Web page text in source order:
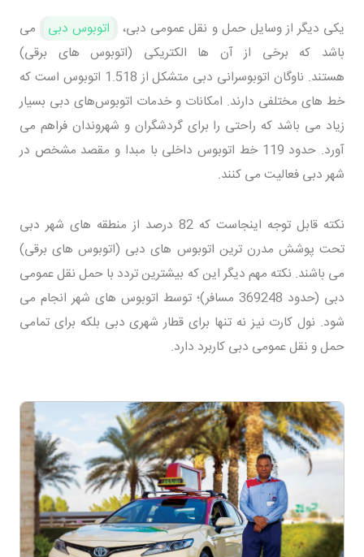
یکی دیگر از وسایل حمل و نقل عمومی دبی، اتوبوس دبی
می
باشد که برخی از آن ها الکتریکی (اتوبوس های برقی)
هستند. ناوگان اتوبوسرانی دبی متشکل از 1.518 اتوبوس است که
خط های مختلفی دارند. امکانات و خدمات اتوبوس‌های دبی بسیار
زیاد می باشد که راحتی را برای گردشگران و شهروندان فراهم می
آورد. حدود 119 خط اتوبوس داخلی با مبدا و مقصد مشخص در
شهر دبی فعالیت می کنند.
نکته قابل توجه اینجاست که 82 درصد از منطقه های شهر دبی
تحت پوشش مدرن ترین اتوبوس های دبی (اتوبوس های برقی)
می باشند. نکته مهم دیگر این که بیشترین تردد با حمل نقل عمومی
دبی (حدود 369248 مسافر)؛ توسط اتوبوس های شهر انجام می
شود. نول کارت نیز نه تنها برای قطار شهری دبی بلکه برای تمامی
حمل و نقل عمومی دبی کاربرد دارد.